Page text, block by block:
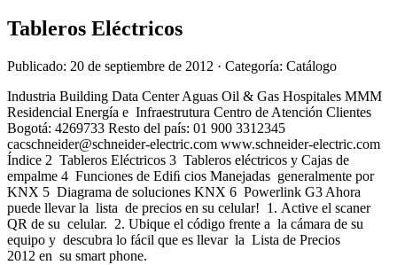
Tableros Eléctricos
Publicado: 20 de septiembre de 2012 · Categoría: Catálogo
Industria Building Data Center Aguas Oil & Gas Hospitales MMM
Residencial Energía e Infraestrutura Centro de Atención Clientes
Bogotá: 4269733 Resto del país: 01 900 3312345
cacschneider@schneider-electric.com www.schneider-electric.com
Índice 2 Tableros Eléctricos 3 Tableros eléctricos y Cajas de
empalme 4 Funciones de Ediﬁ cios Manejadas generalmente por
KNX 5 Diagrama de soluciones KNX 6 Powerlink G3 Ahora
puede llevar la lista de precios en su celular! 1. Active el scaner
QR de su celular. 2. Ubique el código frente a la cámara de su
equipo y descubra lo fácil que es llevar la Lista de Precios
2012 en su smart phone.